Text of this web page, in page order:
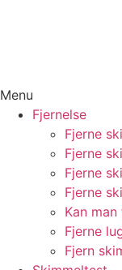
Menu
Fjernelse
Fjerne
Fjerne
Fjerne
Fjerne
Kan
Fjerne
Fjern